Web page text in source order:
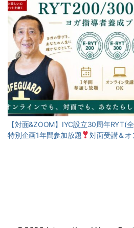
【対面&ZOOM】IYC設立30周年RYT(
特別企画1年間参加放題
対面受講＆